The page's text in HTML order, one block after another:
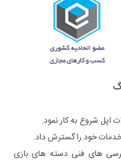
خدمات خود را گسترش داد.
بررسی های فنی دسته های بازی